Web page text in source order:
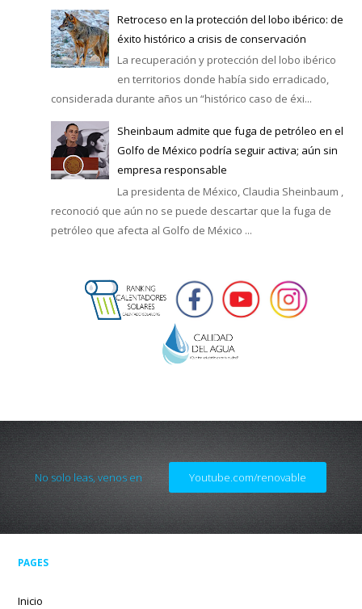
Retroceso en la protección del lobo ibérico: de
éxito histórico a crisis de conservación
La recuperación y protección del lobo ibérico
en territorios donde había sido erradicado,
considerada durante años un “histórico caso de éxi...
Sheinbaum admite que fuga de petróleo en el
Golfo de México podría seguir activa; aún sin
empresa responsable
La presidenta de México, Claudia Sheinbaum ,
reconoció que aún no se puede descartar que la fuga de
petróleo que afecta al Golfo de México ...
No solo leas, venos en Youtube.com/renovable
PAGES
Inicio